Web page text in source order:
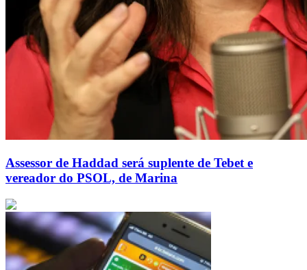
Assessor de Haddad será suplente de Tebet e
vereador do PSOL, de Marina